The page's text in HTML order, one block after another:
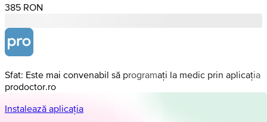
385 RON
Sfat: Este mai convenabil să programați la medic prin aplicația
prodoctor.ro
Instalează aplicația